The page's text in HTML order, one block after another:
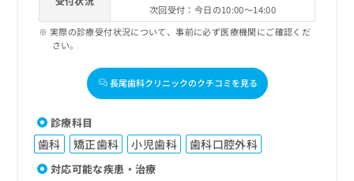
次回受付：今日の10:00～14:00
実際の診療受付状況について、事前に必ず医療機関にご確認くだ
さい。
長尾歯科クリニックのクチコミを見る
診療科目
歯科 矯正歯科 小児歯科 歯科口腔外科
対応可能な疾患・治療